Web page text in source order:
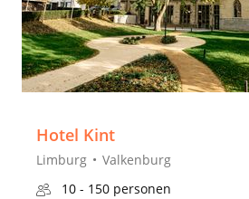
Hotel Kint
Limburg
Valkenburg
10 - 150 personen